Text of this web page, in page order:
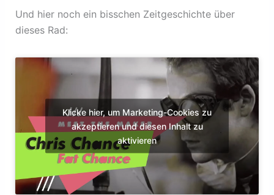
Und hier noch ein bisschen Zeitgeschichte über
dieses Rad:
Klicke hier, um Marketing-Cookies zu
akzeptieren und diesen Inhalt zu
aktivieren